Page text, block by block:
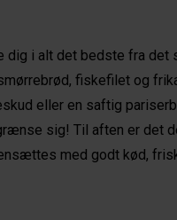
dig i alt det bedste fra det
fiskefilet og
eller en saftig
sig! Til aften er det
med godt kød,